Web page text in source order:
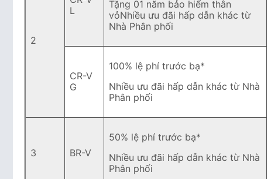
2
L
Tặng 01 năm bảo hiểm thân
vỏNhiều ưu đãi hấp dẫn khác từ
Nhà Phân phối
CR-V
G
100% lệ phí trước bạ*
Nhiều ưu đãi hấp dẫn khác từ Nhà
Phân phối
3 BR-V
50% lệ phí trước bạ*
Nhiều ưu đãi hấp dẫn khác từ Nhà
Phân phối